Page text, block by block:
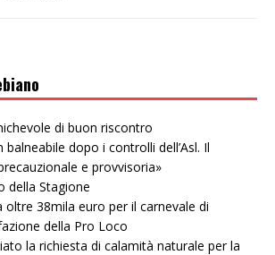
di buon riscontro
balneabile dopo i controlli dell’Asl. Il
e provvisoria»
della Stagione
oltre 38mila euro per il carnevale di
della Pro Loco
la richiesta di calamità naturale per la